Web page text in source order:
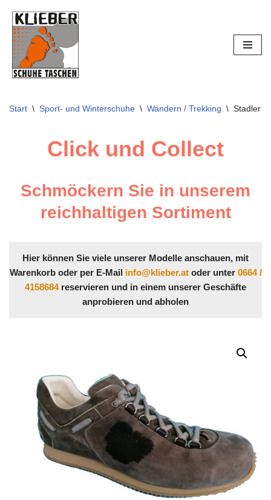
Zum
Inhalt
springen
Start \ Sport- und Winterschuhe \ Wandern / Trekking \ Stadler
Click und Collect
Schmöckern Sie in unserem
reichhaltigen Sortiment
Hier können Sie viele unserer Modelle anschauen, mit
Warenkorb oder per E-Mail info@klieber.atoder unter 0664 /
4158684reservieren und in einem unserer Geschäfte
anprobieren und abholen